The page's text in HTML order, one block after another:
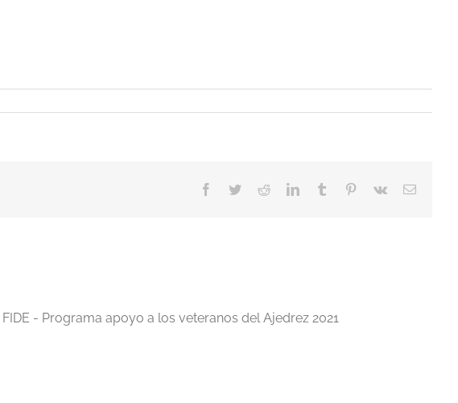
Facebook
TwitterRedditLinkedInTumblr Pinterest
Vk
Correo
- Programa apoyo a los veteranos del Ajedrez 2021